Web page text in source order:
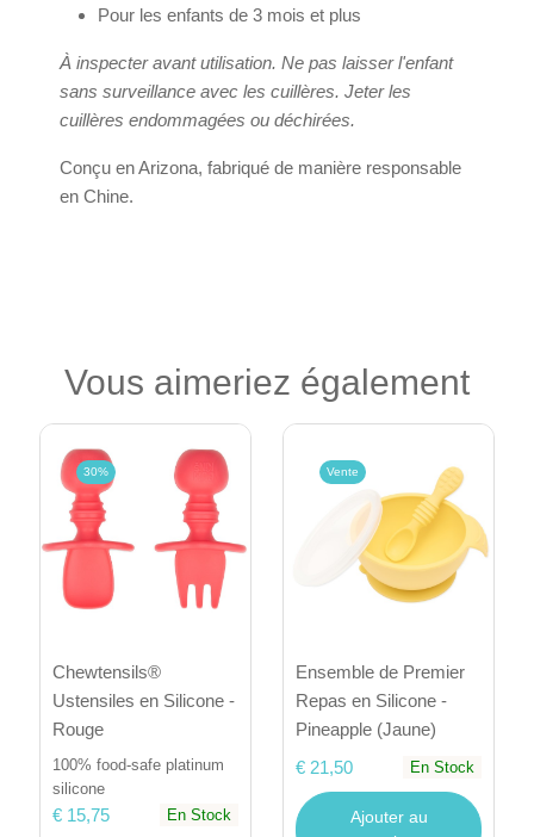
Pour les enfants de 3 mois et plus
À inspecter avant utilisation. Ne pas laisser l'enfant
sans surveillance avec les cuillères. Jeter les
cuillères endommagées ou déchirées.
Conçu en Arizona, fabriqué de manière responsable
en Chine.
Vous aimeriez également
30%
Chewtensils®
Ustensiles en Silicone -
Rouge
100% food-safe platinum
silicone
€ 15,75 En Stock
Vente
Ensemble de Premier
Repas en Silicone -
Pineapple (Jaune)
€ 21,50
En Stock
Ajouter au